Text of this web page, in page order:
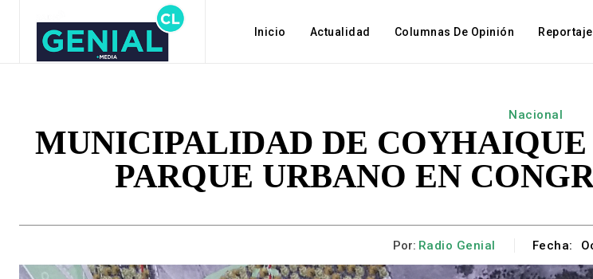
Inicio Actualidad Columnas De Opinión
Nacional
MUNICIPALIDAD DE
PARQUE URBANO EN
Por: Radio Genial Fecha: